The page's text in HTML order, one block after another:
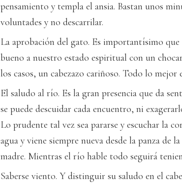
pensamiento y templa el ansia. Bastan unos
voluntades y no descarrilar.
La aprobación del gato. Es importantísimo
bueno a nuestro estado espiritual con un
los casos, un cabezazo cariñoso. Todo lo mejor
El saludo al río. Es la gran presencia que da
se puede descuidar cada encuentro, ni
Lo prudente tal vez sea pararse y escuchar la
agua y viene siempre nueva desde la panza de
madre. Mientras el río hable todo seguirá
Saberse viento. Y distinguir su saludo en el